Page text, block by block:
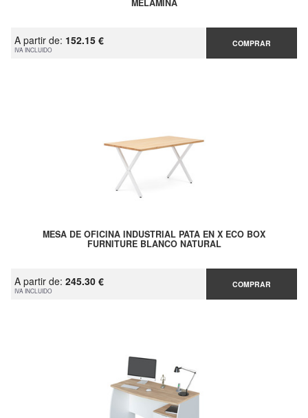
MELAMINA
A partir de: 152.15 €
IVA INCLUIDO
COMPRAR
MESA DE OFICINA INDUSTRIAL PATA EN X ECO BOX
FURNITURE BLANCO NATURAL
A partir de: 245.30 €
IVA INCLUIDO
COMPRAR